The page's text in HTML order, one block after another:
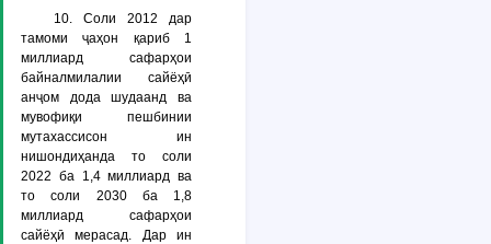
10. Соли 2012 дар
тамоми ҷаҳон қариб 1
миллиард сафарҳои
байналмилалии сайёҳӣ
анҷом дода шудаанд ва
мувофиқи пешбинии
мутахассисон ин
нишондиҳанда то соли
2022 ба 1,4 миллиард ва
то соли 2030 ба 1,8
миллиард сафарҳои
сайёҳӣ мерасад. Дар ин